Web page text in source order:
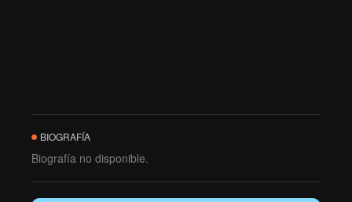
BIOGRAFÍA
Biografía no disponible.